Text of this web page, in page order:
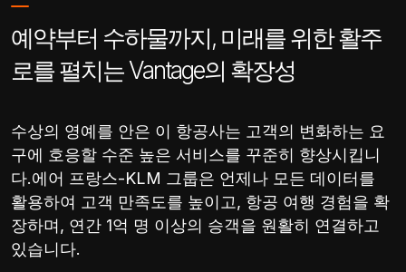
예약부터 수하물까지, 미래를 위한 활주
로를 펼치는 Vantage의 확장성
수상의 영예를 안은 이 항공사는 고객의 변화하는 요
구에 호응할 수준 높은 서비스를 꾸준히 향상시킵니
다.에어 프랑스-KLM 그룹은 언제나 모든 데이터를
활용하여 고객 만족도를 높이고, 항공 여행 경험을 확
장하며, 연간 1억 명 이상의 승객을 원활히 연결하고
있습니다.